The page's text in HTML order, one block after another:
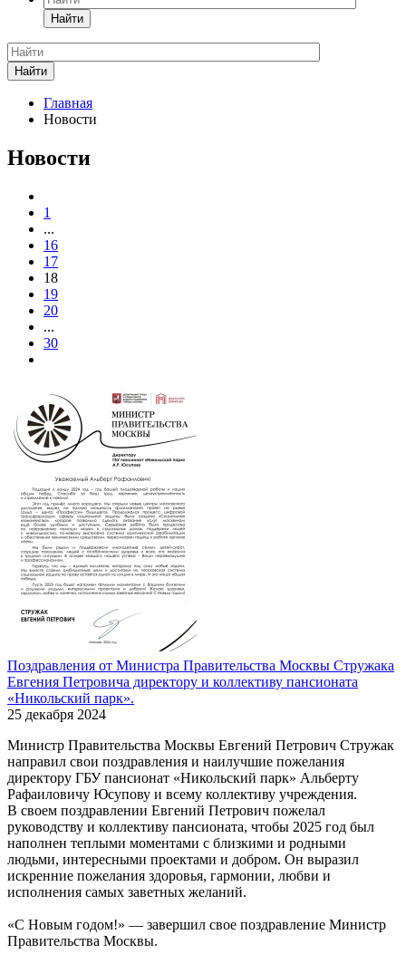
Найти
Найти
Главная
Новости
Новости
1
...
16
17
18
19
20
...
30
Поздравления от Министра Правительства Москвы Стружака
Евгения Петровича директору и коллективу пансионата
«Никольский парк».
25 декабря 2024
Министр Правительства Москвы Евгений Петрович Стружак
направил свои поздравления и наилучшие пожелания
директору ГБУ пансионат «Никольский парк» Альберту
Рафаиловичу Юсупову и всему коллективу учреждения.
В своем поздравлении Евгений Петрович пожелал
руководству и коллективу пансионата, чтобы 2025 год был
наполнен теплыми моментами с близкими и родными
людьми, интересными проектами и добром. Он выразил
искренние пожелания здоровья, гармонии, любви и
исполнения самых заветных желаний.
«С Новым годом!» — завершил свое поздравление Министр
Правительства Москвы.